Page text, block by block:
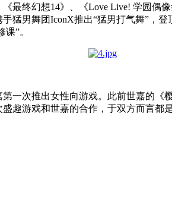
最终幻想14》、《Love Live! 学园偶
猛男舞团IconX推出“猛男打气舞”，
”。
一次推出女性向游戏。此前世嘉的
趣游戏和世嘉的合作，于双方而言都